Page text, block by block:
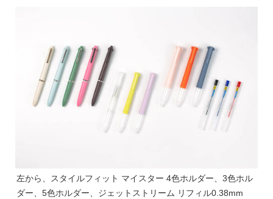
左から、スタイルフィット マイスター 4色ホルダー、3色ホル
ダー、5色ホルダー、ジェットストリーム リフィル0.38mm